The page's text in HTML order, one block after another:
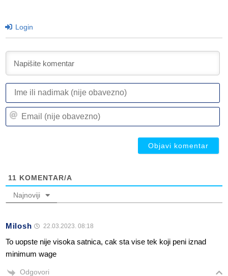
Login
11 KOMENTAR/A
Najnoviji
Milosh 22.03.2023. 08:18
To uopste nije visoka satnica, cak sta vise tek koji peni iznad
minimum wage
Odgovori